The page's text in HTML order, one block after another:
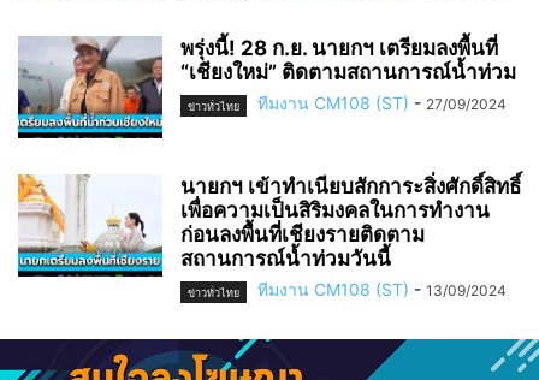
พรุ่งนี้! 28 ก.ย. นายกฯ เตรียมลงพื้นที่
“เชียงใหม่” ติดตามสถานการณ์น้ำท่วม
ข่าวทั่วไทย ทีมงาน CM108 (ST) - 27/09/2024
นายกฯ เข้าทำเนียบสักการะสิ่งศักดิ์สิทธิ์
เพื่อความเป็นสิริมงคลในการทำงาน
ก่อนลงพื้นที่เชียงรายติดตาม
สถานการณ์น้ำท่วมวันนี้
ข่าวทั่วไทย ทีมงาน CM108 (ST) - 13/09/2024